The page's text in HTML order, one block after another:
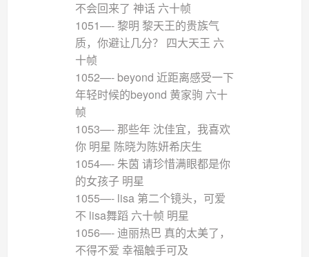
不会回来了 神话 六十帧
1051—- 黎明 黎天王的贵族气
质，你避让几分？ 四大天王 六
十帧
1052—- beyond 近距离感受一下
年轻时候的beyond 黄家驹 六十
帧
1053—- 那些年 沈佳宜，我喜欢
你 明星 陈晓为陈妍希庆生
1054—- 朱茵 请珍惜满眼都是你
的女孩子 明星
1055—- lisa 第二个镜头，可爱
不 lisa舞蹈 六十帧 明星
1056—- 迪丽热巴 真的太美了，
不得不爱 幸福触手可及